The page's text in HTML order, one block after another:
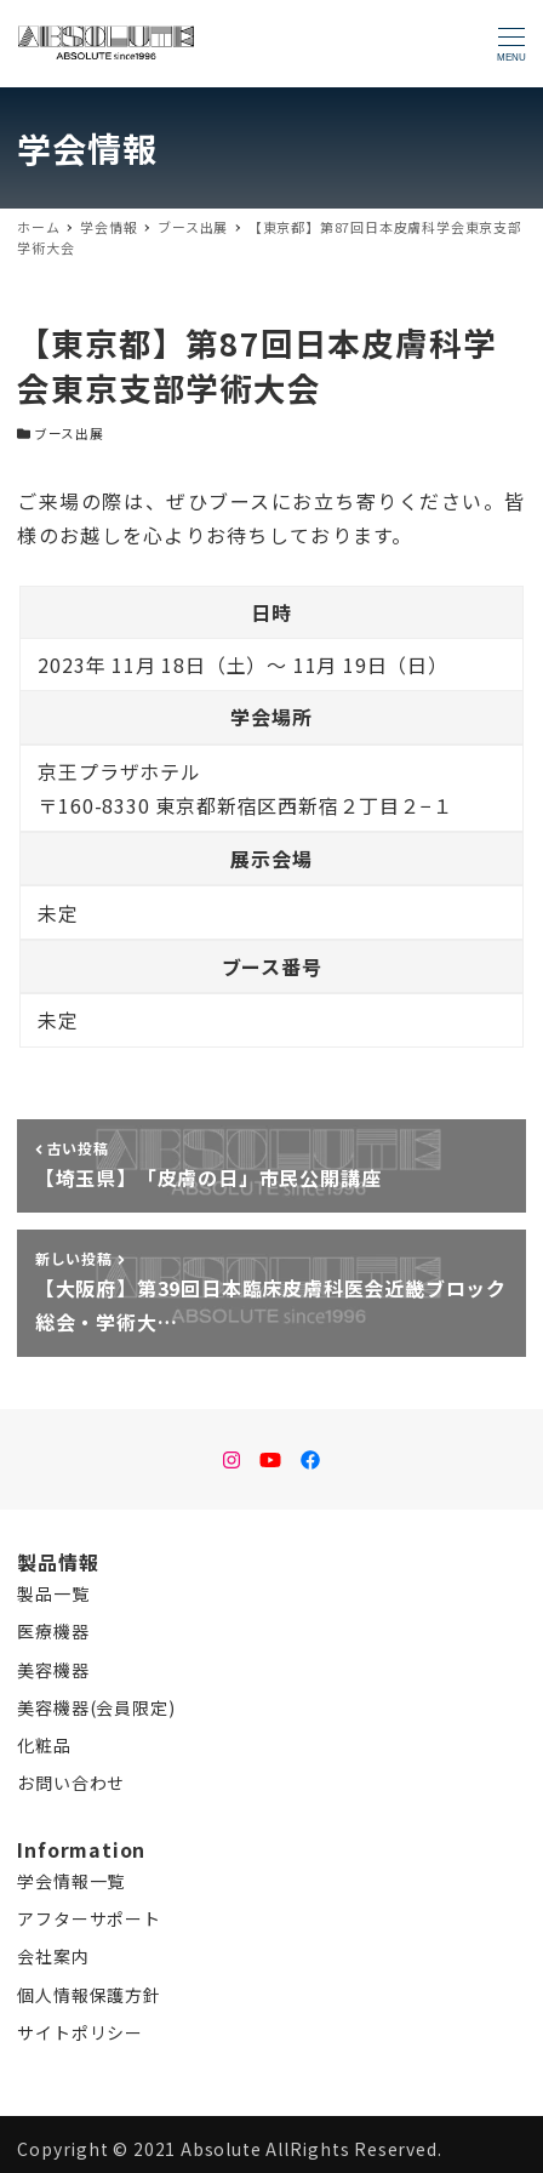
MENU
学会情報
ホーム 学会情報 ブース出展
【東京都】第87回日本皮膚科学会東京支部
学術大会
【東京都】第87回日本皮膚科学
会東京支部学術大会
学会カテゴリー
ブース出展
ご来場の際は、ぜひブースにお立ち寄りください。皆
様のお越しを心よりお待ちしております。
日時
2023年 11月 18日（土）～ 11月 19日（日）
学会場所
京王プラザホテル
〒160-8330 東京都新宿区西新宿２丁目２−１
展示会場
未定
ブース番号
未定
古い投稿
【埼玉県】「皮膚の日」市民公開講座
新しい投稿
【大阪府】第39回日本臨床皮膚科医会近畿ブロック
総会・学術大…
instagram
Youtubefacebook
製品情報
製品一覧
医療機器
美容機器
美容機器(会員限定)
化粧品
お問い合わせ
Information
学会情報一覧
アフターサポート
会社案内
個人情報保護方針
サイトポリシー
Copyright ©︎ 2021 Absolute AllRights Reserved.